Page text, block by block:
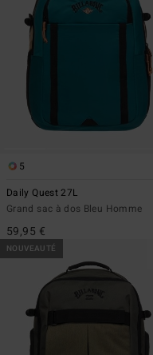
5
Daily Quest 27L
Grand sac à dos Bleu Homme
59,95 €
NOUVEAUTÉ